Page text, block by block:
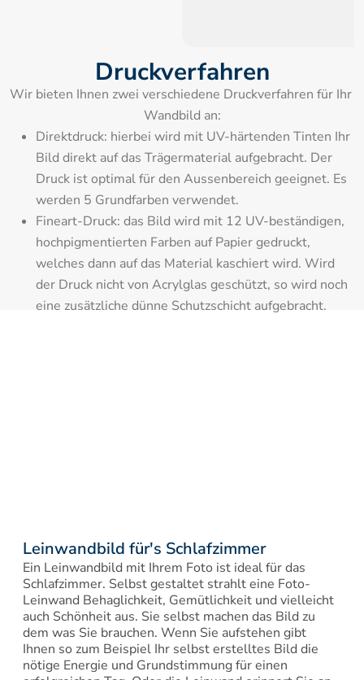
Druckverfahren
Wir bieten Ihnen zwei verschiedene Druckverfahren für Ihr
Wandbild an:
Direktdruck: hierbei wird mit UV-härtenden Tinten Ihr
Bild direkt auf das Trägermaterial aufgebracht. Der
Druck ist optimal für den Aussenbereich geeignet. Es
werden 5 Grundfarben verwendet.
Fineart-Druck: das Bild wird mit 12 UV-beständigen,
hochpigmentierten Farben auf Papier gedruckt,
welches dann auf das Material kaschiert wird. Wird
der Druck nicht von Acrylglas geschützt, so wird noch
eine zusätzliche dünne Schutzschicht aufgebracht.
Leinwandbild für's Schlafzimmer
Ein Leinwandbild mit Ihrem Foto ist ideal für das
Schlafzimmer. Selbst gestaltet strahlt eine Foto-
Leinwand Behaglichkeit, Gemütlichkeit und vielleicht
auch Schönheit aus. Sie selbst machen das Bild zu
dem was Sie brauchen. Wenn Sie aufstehen gibt
Ihnen so zum Beispiel Ihr selbst erstelltes Bild die
nötige Energie und Grundstimmung für einen